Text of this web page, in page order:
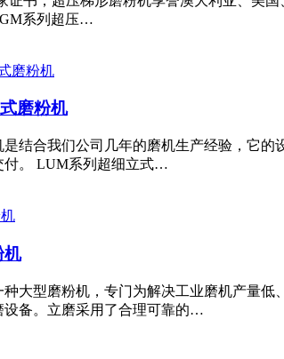
系列超压…
磨粉机
是结合我们公司几年的磨机生产经验，它
付。 LUM系列超细立式…
机
种大型磨粉机，专门为解决工业磨机产量
设备。立磨采用了合理可靠的…